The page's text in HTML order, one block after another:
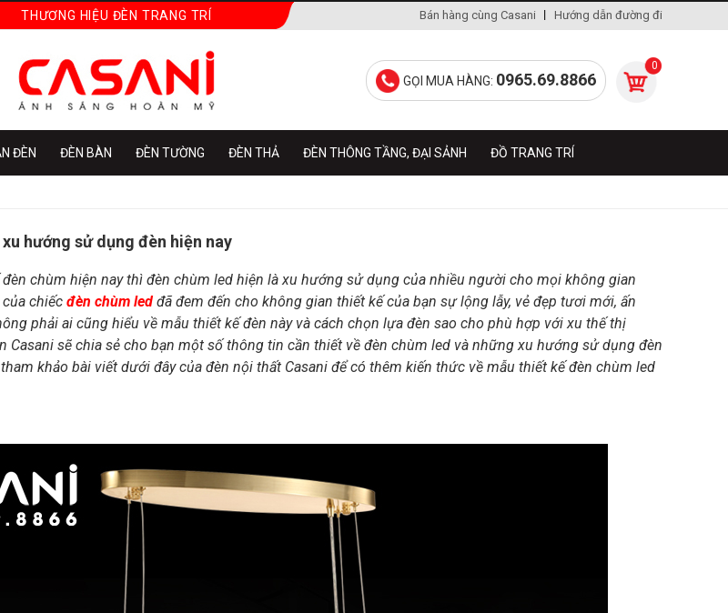
THƯƠNG HIỆU ĐÈN TRANG TRÍ Hướng dẫn đường đi
Bán hàng cùng Casani
0
GỌI MUA HÀNG: 0965.69.8866
ĐÈN ĐÈN BÀN ĐÈN TƯỜNG ĐÈN THẢ ĐÈN THÔNG TẦNG, ĐẠI SẢNH ĐỒ TRANG TRÍ
hướng sử dụng đèn hiện nay
chùm hiện nay thì đèn chùm led hiện là xu hướng sử dụng của nhiều người cho mọi không gian
chiếc đèn chùm led đã đem đến cho không gian thiết kế của bạn sự lộng lẫy, vẻ đẹp tươi mới, ấn
phải ai cũng hiểu về mẫu thiết kế đèn này và cách chọn lựa đèn sao cho phù hợp với xu thế thị
Casani sẽ chia sẻ cho bạn một số thông tin cần thiết về đèn chùm led và những xu hướng sử dụng đèn
khảo bài viết dưới đây của đèn nội thất Casani để có thêm kiến thức về mẫu thiết kế đèn chùm led